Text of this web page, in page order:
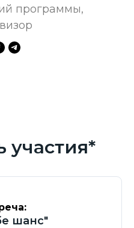
программы,
участия*
шанс"